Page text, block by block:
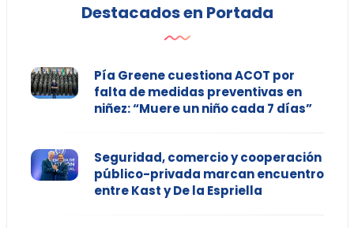
Destacados en Portada
Pía Greene cuestiona ACOT por
falta de medidas preventivas en
niñez: “Muere un niño cada 7 días”
Seguridad, comercio y cooperación
público-privada marcan encuentro
entre Kast y De la Espriella